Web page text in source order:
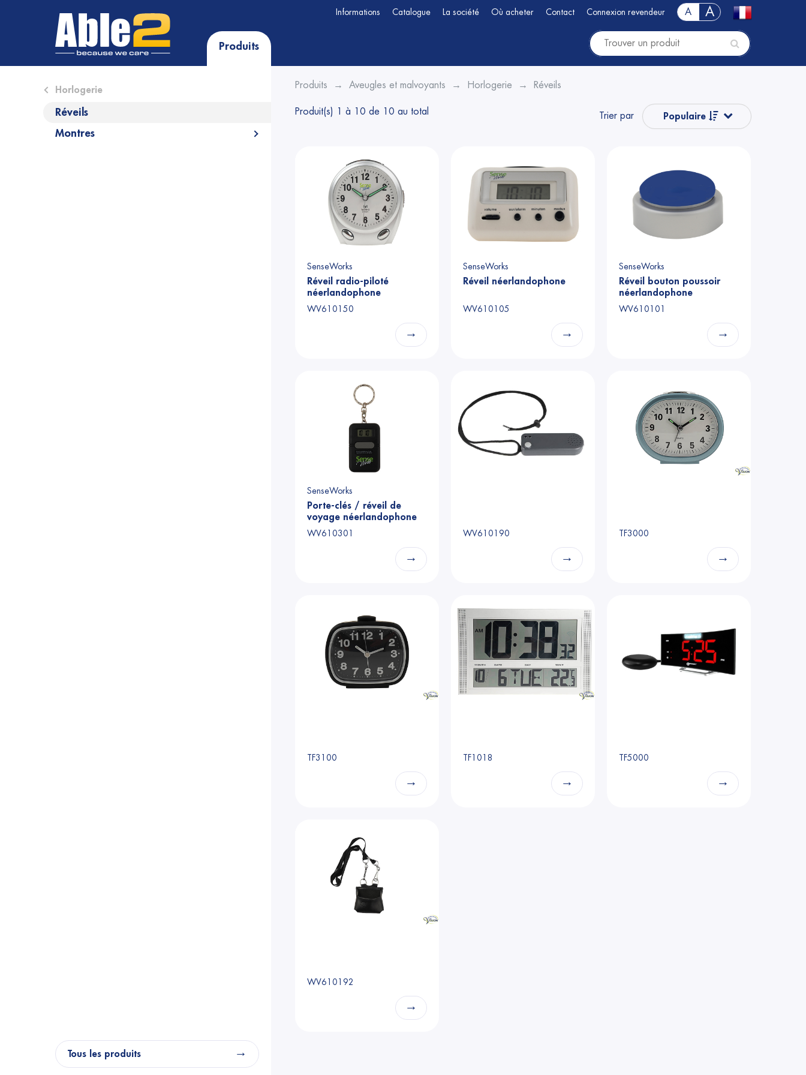
Informations Catalogue La société Où acheter Contact Connexion revendeur A A
Produits
Close submenu (Horlogerie)
Horlogerie
Réveils
Open submenu (Montres)
Montres
Tous les produits
Produits Aveugles et malvoyants Horlogerie Réveils
Produit(s) 1 à 10 de 10 au total Trier par Populaire
Prix
SenseWorks
Réveil radio-piloté
néerlandophone
WV610150
→
SenseWorks
Réveil néerlandophone
WV610105
→
SenseWorks
Réveil bouton poussoir
néerlandophone
WV610101
→
SenseWorks
Porte-clés / réveil de
voyage néerlandophone
WV610301
→
WV610190
→
TF3000
→
TF3100
→
TF1018
→
TF5000
→
WV610192
→